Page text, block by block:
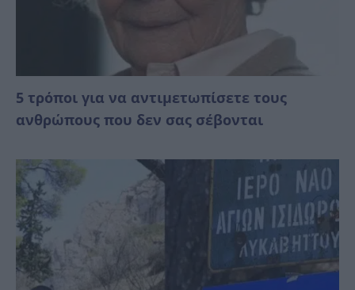
5 τρόποι για να αντιμετωπίσετε τους
ανθρώπους που δεν σας σέβονται